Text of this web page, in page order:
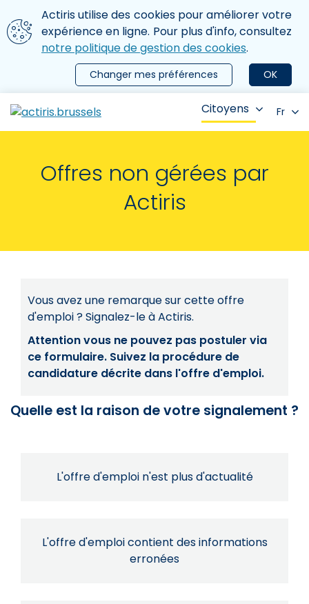
Aller au contenu principal
Nous utilisons des cookies
Actiris utilise des cookies pour améliorer votre
expérience en ligne. Pour plus d'info, consultez
notre politique de gestion des cookies.
OK
Changer mes préférences
le menu
Citoyens Fr
Offres non gérées par
Actiris
Vous avez une remarque sur cette offre
d'emploi ? Signalez-le à Actiris.
Attention vous ne pouvez pas postuler via
ce formulaire. Suivez la procédure de
candidature décrite dans l'offre d'emploi.
Quelle est la raison de votre signalement ?
L'offre d'emploi n'est plus d'actualité
L'offre d'emploi contient des informations
erronées